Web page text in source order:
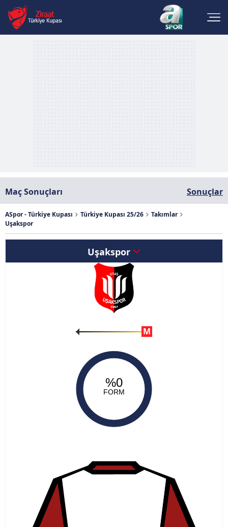
Maç Sonuçları Sonuçlar
ASpor - Türkiye Kupası Türkiye Kupası 25/26
Takımlar
Uşakspor
Uşakspor
M
%0
FORM